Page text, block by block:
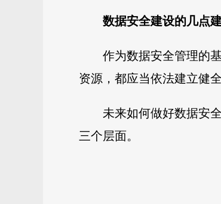
数据安全建设的几点
作为数据安全管理的
资源，都应当依法建立健
未来如何做好数据安
三个层面。